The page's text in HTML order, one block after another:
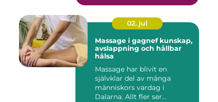
02. jul
Massage i gagnef kunskap,
avslappning och hållbar
hälsa
Massage har blivit en
självklar del av många
människors vardag i
Dalarna. Allt fler ser